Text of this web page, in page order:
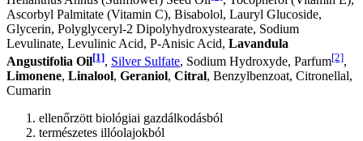
Ascorbyl Palmitate (Vitamin C), Bisabolol, Lauryl Glucoside,
Glycerin, Polyglyceryl-2 Dipolyhydroxystearate, Sodium
Levulinate, Levulinic Acid, P-Anisic Acid, Lavandula
Angustifolia Oil[1], Silver Sulfate, Sodium Hydroxyde, Parfum[2],
Limonene, Linalool, Geraniol, Citral, Benzylbenzoat, Citronellal,
Cumarin
ellenőrzött biológiai gazdálkodásból
természetes illóolajokból